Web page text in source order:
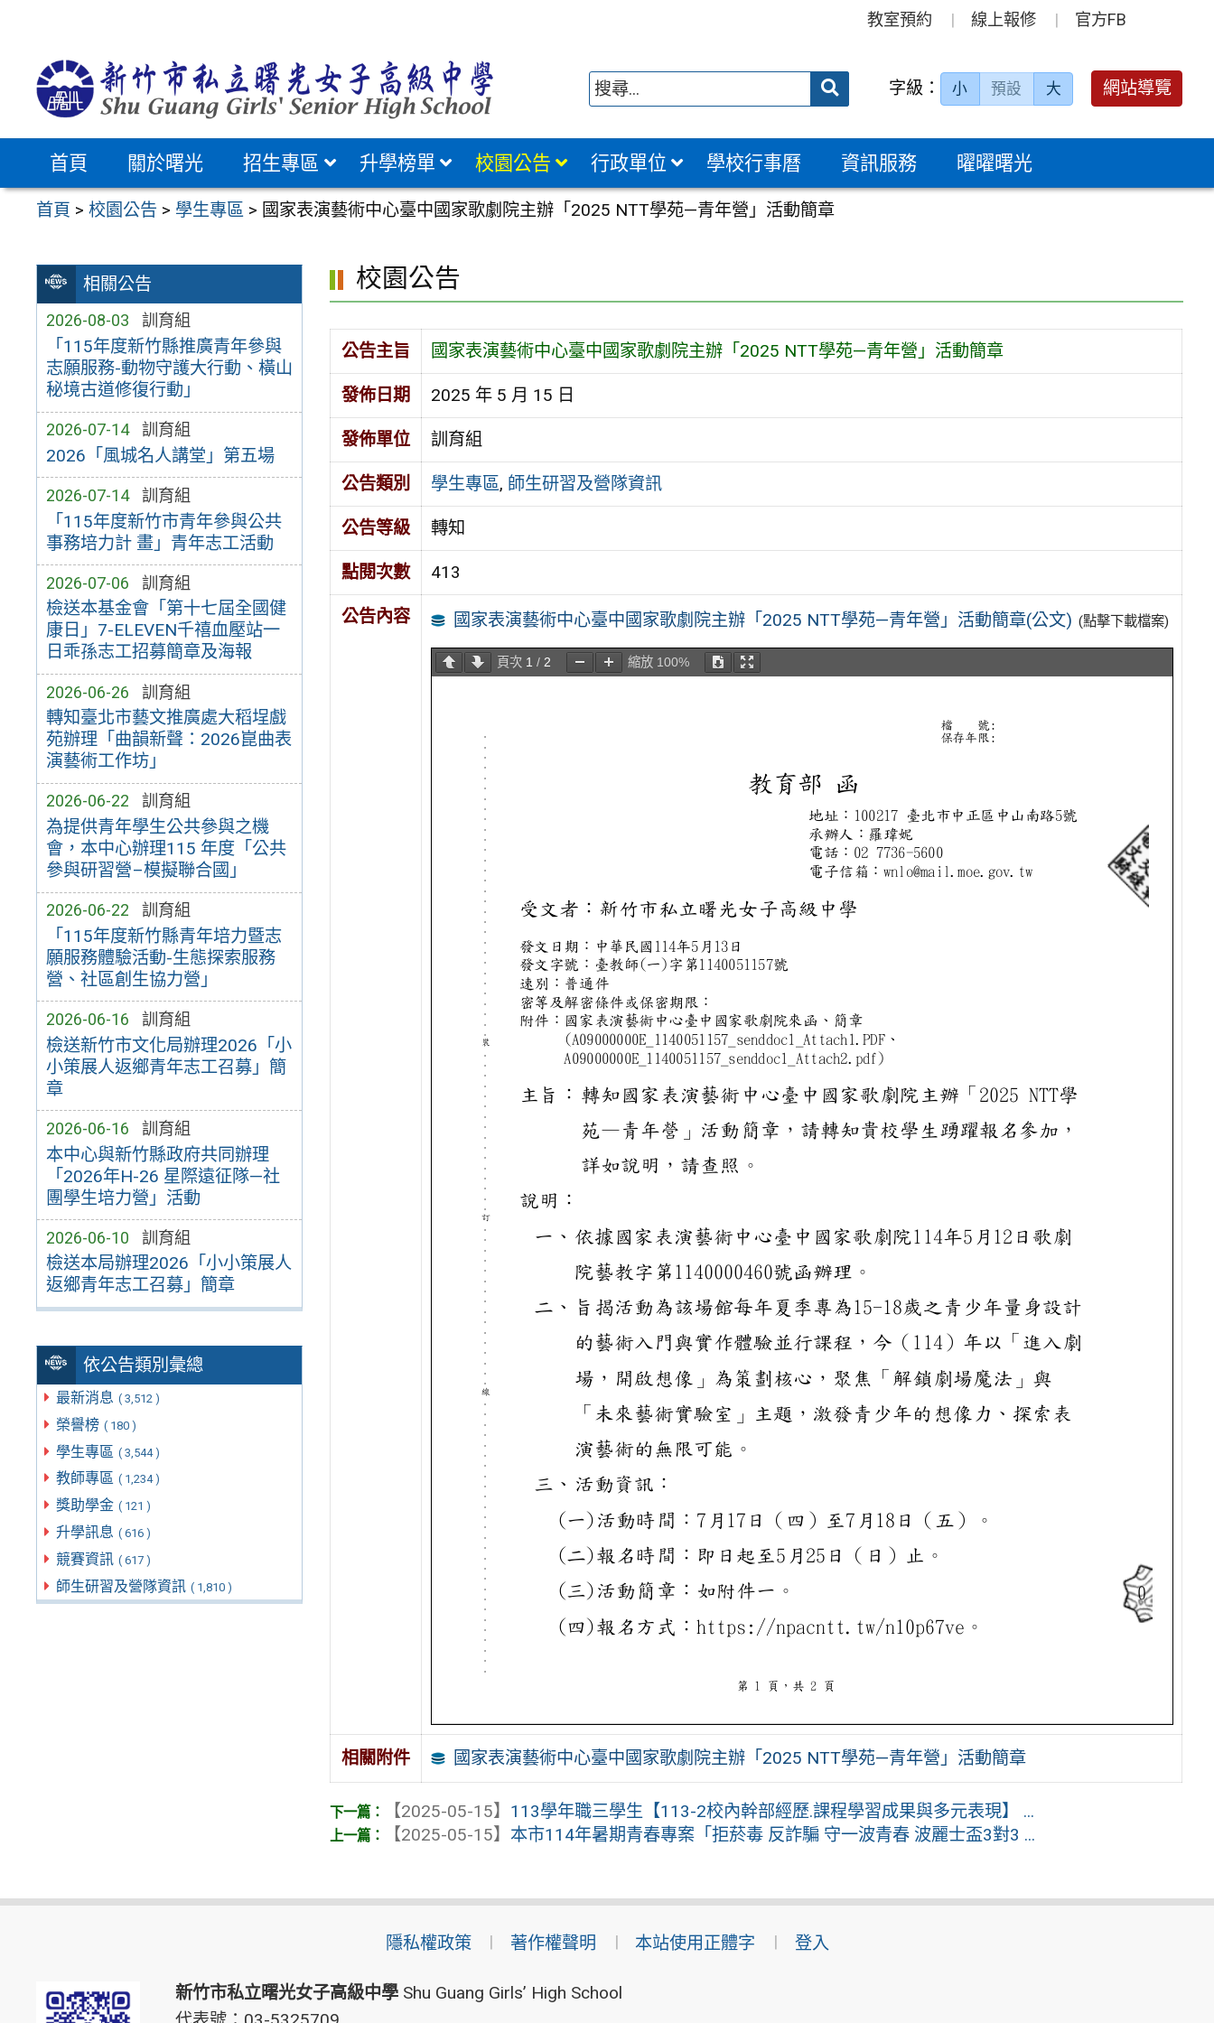
教室預約 線上報修 官方FB
送出 字級： 小 預設 大 網站導覽
首頁 關於曙光 招生專區 升學榜單 校園公告 行政單位 學校行事曆 資訊服務 曜曜曙光
首頁 >校園公告 > 學生專區 > 國家表演藝術中心臺中國家歌劇院主辦「2025 NTT學苑—青年營」活動簡章
相關公告
2026-08-03 訓育組
「115年度新竹縣推廣青年參與
志願服務-動物守護大行動、橫山
秘境古道修復行動」
2026-07-14 訓育組
2026「風城名人講堂」第五場
2026-07-14 訓育組
「115年度新竹市青年參與公共
事務培力計 畫」青年志工活動
2026-07-06 訓育組
檢送本基金會「第十七屆全國健
康日」7-ELEVEN千禧血壓站一
日乖孫志工招募簡章及海報
2026-06-26 訓育組
轉知臺北市藝文推廣處大稻埕戲
苑辦理「曲韻新聲：2026崑曲表
演藝術工作坊」
2026-06-22 訓育組
為提供青年學生公共參與之機
會，本中心辦理115 年度「公共
參與研習營–模擬聯合國」
2026-06-22 訓育組
「115年度新竹縣青年培力暨志
願服務體驗活動-生態探索服務
營、社區創生協力營」
2026-06-16 訓育組
檢送新竹市文化局辦理2026「小
小策展人返鄉青年志工召募」簡
章
2026-06-16 訓育組
本中心與新竹縣政府共同辦理
「2026年H-26 星際遠征隊—社
團學生培力營」活動
2026-06-10 訓育組
檢送本局辦理2026「小小策展人
返鄉青年志工召募」簡章
依公告類別彙總
最新消息 ( 3,512 )
榮譽榜 ( 180 )
學生專區 ( 3,544 )
教師專區 ( 1,234 )
獎助學金 ( 121 )
升學訊息 ( 616 )
競賽資訊 ( 617 )
師生研習及營隊資訊 ( 1,810 )
校園公告
公告主旨 國家表演藝術中心臺中國家歌劇院主辦「2025 NTT學苑—青年營」活動簡章
發佈日期 2025 年 5 月 15 日
發佈單位 訓育組
公告類別 學生專區, 師生研習及營隊資訊
公告等級 轉知
點閱次數 413
公告內容 國家表演藝術中心臺中國家歌劇院主辦「2025 NTT學苑—青年營」活動簡章(公文) (點擊下載檔案)
頁次 1 / 2 縮放 100%
相關附件 國家表演藝術中心臺中國家歌劇院主辦「2025 NTT學苑—青年營」活動簡章
【2025-05-15】 113學年職三學生【113-2校內幹部經歷.課程學習成果與多元表現】 ...
【2025-05-15】 本市114年暑期青春專案「拒菸毒 反詐騙 守一波青春 波麗士盃3對3 ...
隱私權政策 著作權聲明 本站使用正體字 登入
新竹市私立曙光女子高級中學Shu Guang Girls’ High School